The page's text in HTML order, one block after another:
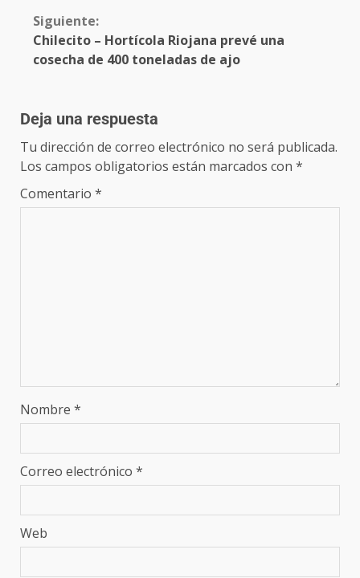
Siguiente:
Chilecito – Hortícola Riojana prevé una
cosecha de 400 toneladas de ajo
Deja una respuesta
Tu dirección de correo electrónico no será publicada.
Los campos obligatorios están marcados con *
Comentario *
Nombre *
Correo electrónico *
Web